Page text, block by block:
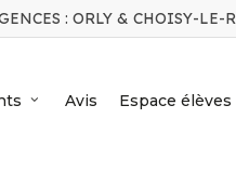
: ORLY & CHOISY-LE-
Avis Espace élèves